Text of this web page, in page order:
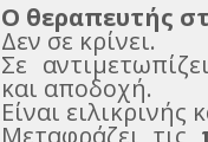
Ο θεραπευτής
Δεν σε κρίνει.
Σε
και αποδοχή.
Είναι ειλικρινής
Μεταφράζει τις